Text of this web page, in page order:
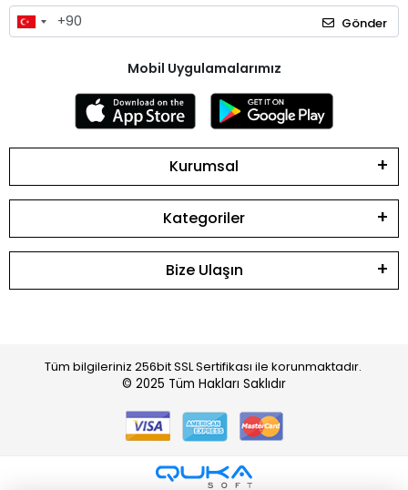
Gönder
Mobil Uygulamalarımız
Kurumsal
Kategoriler
Bize Ulaşın
Tüm bilgileriniz 256bit SSL Sertifikası ile korunmaktadır.
© 2025 Tüm Hakları Saklıdır